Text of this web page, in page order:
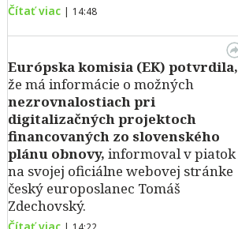
Čítať viac | 14:48
Európska komisia (EK) potvrdila,
že má informácie o možných
nezrovnalostiach pri
digitalizačných projektoch
financovaných zo slovenského
plánu obnovy, informoval v piatok
na svojej oficiálne webovej stránke
český europoslanec Tomáš
Zdechovský.